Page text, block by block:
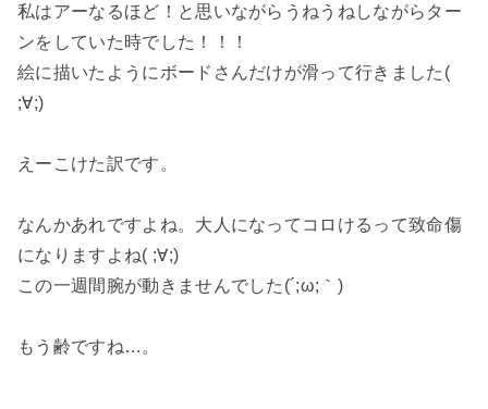
私はアーなるほど！と思いながらうねうねしながらター
ンをしていた時でした！！！
絵に描いたようにボードさんだけが滑って行きました(
;∀;)
えーこけた訳です。
なんかあれですよね。大人になってコロけるって致命傷
になりますよね( ;∀;)
この一週間腕が動きませんでした(´;ω;｀)
もう齢ですね…。